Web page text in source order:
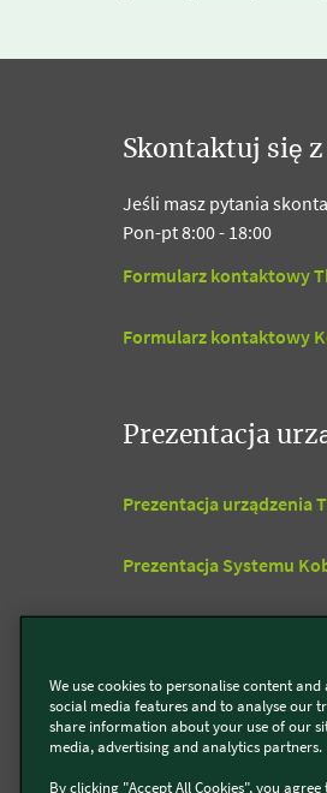
Skontaktuj się
Jeśli masz pytania
Pon-pt 8:00 - 18:00
Formularz kontaktowy
Formularz kontaktowy
Prezentacja
Prezentacja urządzenia
Prezentacja Systemu
Centrum
We use cookies to personalise content
social media features and to analyse our
share information about your use of our
media, advertising and analytics partners.
By clicking "Accept All Cookies", you